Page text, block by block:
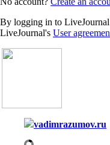
By logging in to
LiveJournal's User
vadimrazumov.ru